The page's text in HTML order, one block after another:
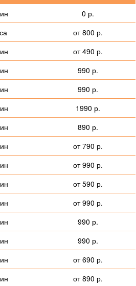
0 р.
от 800 р.
от 490 р.
990 р.
990 р.
1990 р.
890 р.
от 790 р.
от 990 р.
от 590 р.
от 990 р.
990 р.
990 р.
от 690 р.
от 890 р.